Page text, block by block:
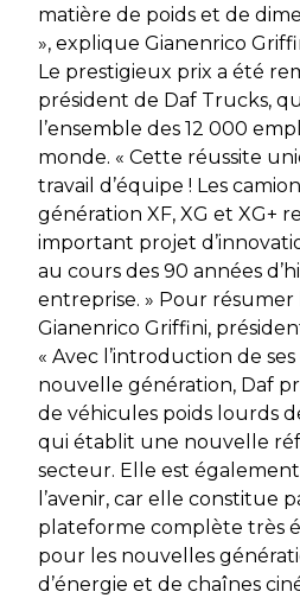
matière de poids et de
», explique Gianenrico
Le prestigieux prix a été
président de Daf Trucks,
l’ensemble des 12 000
monde. « Cette réussite
travail d’équipe ! Les
génération XF, XG et XG+
important projet
au cours des 90 années
entreprise. » Pour
Gianenrico Griffini,
« Avec l’introduction de
nouvelle génération, Daf
de véhicules poids lourds
qui établit une nouvelle
secteur. Elle est
l’avenir, car elle constitue
plateforme complète très
pour les nouvelles
d’énergie et de chaînes